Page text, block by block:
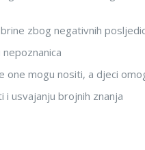
zbog negativnih
one mogu nositi, a djeci
usvajanju brojnih znanja